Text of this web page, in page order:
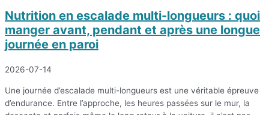
Nutrition en escalade multi-longueurs : quoi
manger avant, pendant et après une longue
journée en paroi
2026-07-14
Une journée d’escalade multi-longueurs est une véritable épreuve
d’endurance. Entre l’approche, les heures passées sur le mur, la